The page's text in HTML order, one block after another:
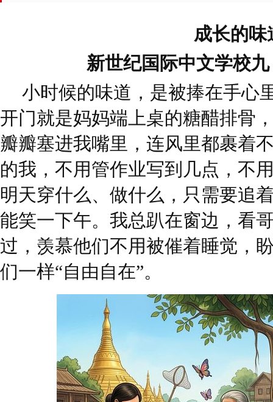
成长的味
新世纪国际中文学校
小时候的味道，是被捧在手心
开门就是妈妈端上桌的糖醋排骨
瓣瓣塞进我嘴里，连风里都裹着
的我，不用管作业写到几点，不
明天穿什么、做什么，只需要追
能笑一下午。我总趴在窗边，看
过，羡慕他们不用被催着睡觉，
们一样“自由自在”。